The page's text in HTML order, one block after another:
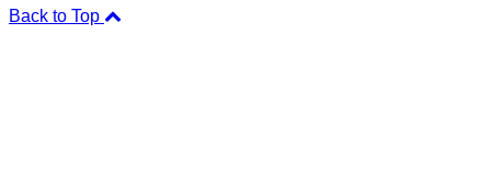
Back to Top